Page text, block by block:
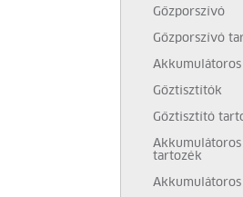
Gőzporszívó
Gőzporszívó
Gőztisztítók
Gőztisztító
tartozék